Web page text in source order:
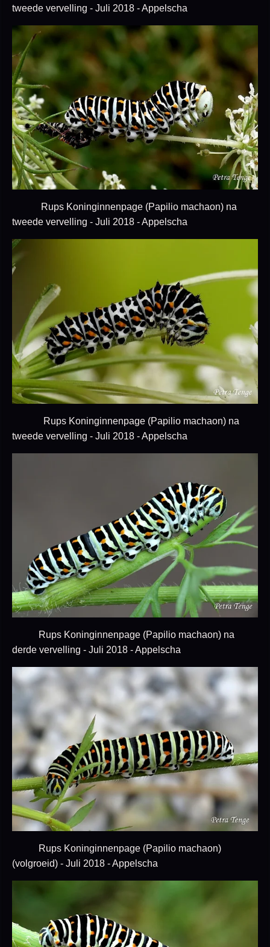
tweede vervelling - Juli 2018 - Appelscha
Rups Koninginnenpage (Papilio machaon) na
tweede vervelling - Juli 2018 - Appelscha
Rups Koninginnenpage (Papilio machaon) na
tweede vervelling - Juli 2018 - Appelscha
Rups Koninginnenpage (Papilio machaon) na
derde vervelling - Juli 2018 - Appelscha
Rups Koninginnenpage (Papilio machaon)
(volgroeid) - Juli 2018 - Appelscha